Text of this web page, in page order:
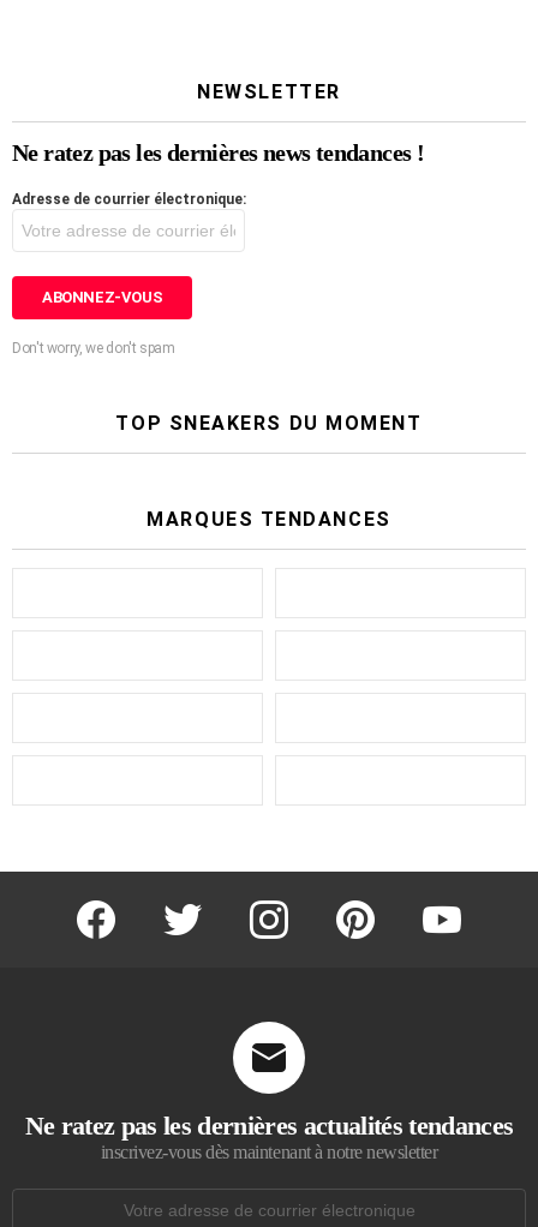
NEWSLETTER
Ne ratez pas les dernières news tendances !
Adresse de courrier électronique:
Don't worry, we don't spam
TOP SNEAKERS DU MOMENT
MARQUES TENDANCES
facebook twitter instagram pinterest youtube
Ne ratez pas les dernières actualités tendances
inscrivez-vous dès maintenant à notre newsletter